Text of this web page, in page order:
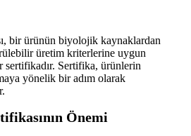
bir ürünün biyolojik kaynaklardan
üretim kriterlerine uygun
sertifikadır. Sertifika, ürünlerin
yönelik bir adım olarak
Önemi